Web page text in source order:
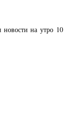
новости на утро 10